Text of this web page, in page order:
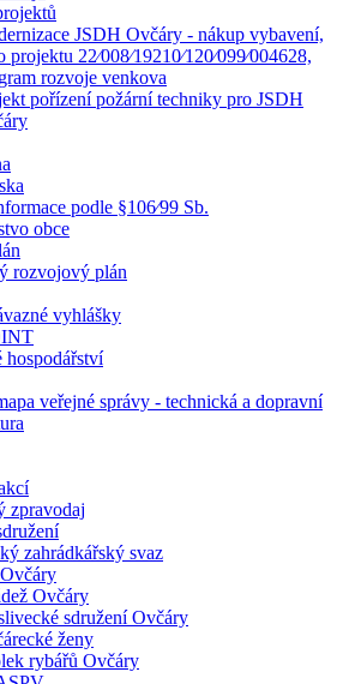
JSDH Ovčáry - nákup vybavení,
projektu 22⁄008⁄19210⁄120⁄099⁄004628,
rozvoje venkova
pořízení požární techniky pro JSDH
podle §106⁄99 Sb.
obce
rozvojový plán
vyhlášky
hospodářství
veřejné správy - technická a dopravní
zpravodaj
zahrádkářský svaz
Ovčáry
sdružení Ovčáry
ženy
rybářů Ovčáry